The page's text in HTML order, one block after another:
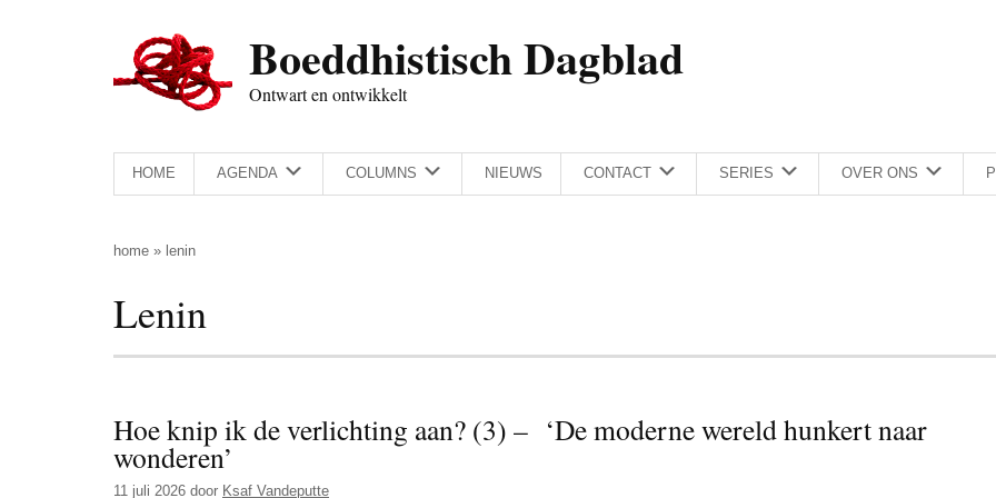
Boeddhistisch Dagblad
Ontwart en ontwikkelt
HOME AGENDA COLUMNS NIEUWS CONTACT SERIES OVER ONS
home » lenin
Lenin
Hoe knip ik de verlichting aan? (3) – ‘De moderne wereld hunkert naar
wonderen’
11 juli 2026 door Ksaf Vandeputte